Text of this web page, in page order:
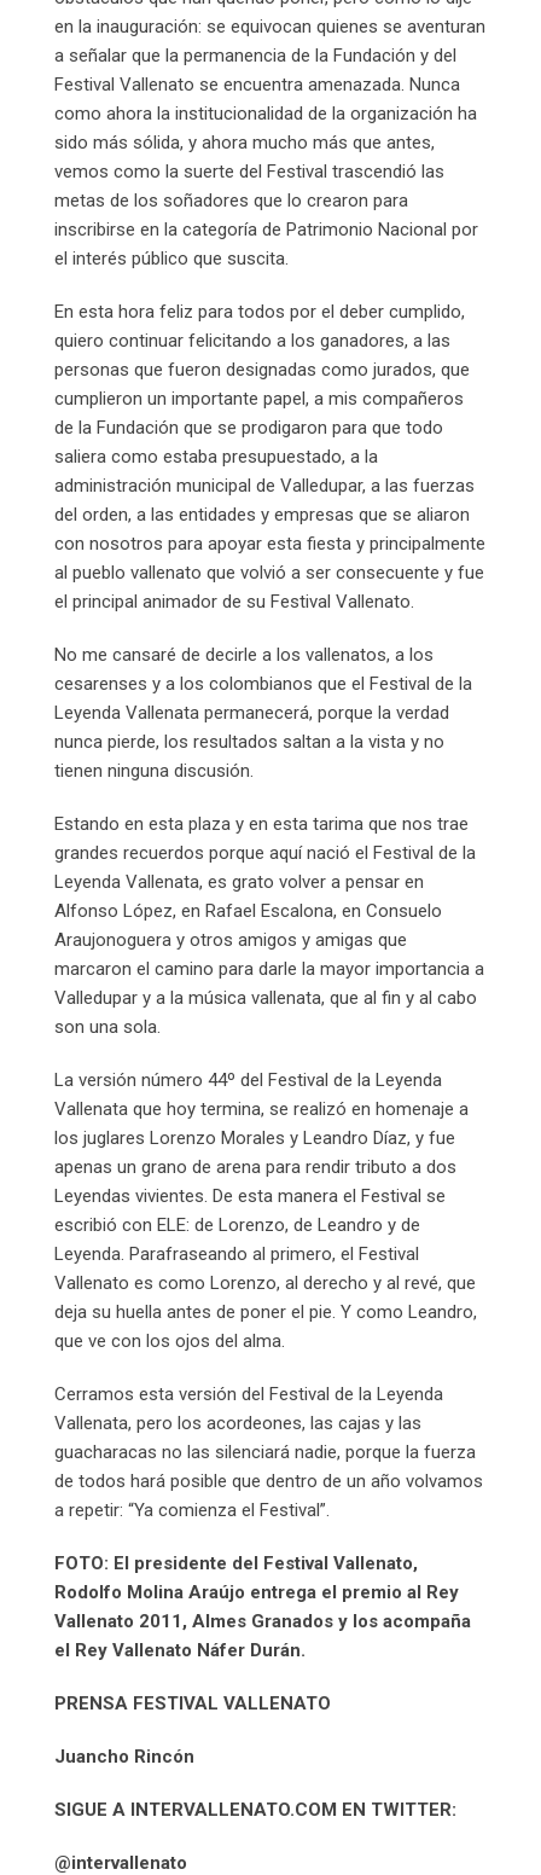
en la inauguración: se equivocan quienes se aventuran
a señalar que la permanencia de la Fundación y del
Festival Vallenato se encuentra amenazada. Nunca
como ahora la institucionalidad de la organización ha
sido más sólida, y ahora mucho más que antes,
vemos como la suerte del Festival trascendió las
metas de los soñadores que lo crearon para
inscribirse en la categoría de Patrimonio Nacional por
el interés público que suscita.
En esta hora feliz para todos por el deber cumplido,
quiero continuar felicitando a los ganadores, a las
personas que fueron designadas como jurados, que
cumplieron un importante papel, a mis compañeros
de la Fundación que se prodigaron para que todo
saliera como estaba presupuestado, a la
administración municipal de Valledupar, a las fuerzas
del orden, a las entidades y empresas que se aliaron
con nosotros para apoyar esta fiesta y principalmente
al pueblo vallenato que volvió a ser consecuente y fue
el principal animador de su Festival Vallenato.
No me cansaré de decirle a los vallenatos, a los
cesarenses y a los colombianos que el Festival de la
Leyenda Vallenata permanecerá, porque la verdad
nunca pierde, los resultados saltan a la vista y no
tienen ninguna discusión.
Estando en esta plaza y en esta tarima que nos trae
grandes recuerdos porque aquí nació el Festival de la
Leyenda Vallenata, es grato volver a pensar en
Alfonso López, en Rafael Escalona, en Consuelo
Araujonoguera y otros amigos y amigas que
marcaron el camino para darle la mayor importancia a
Valledupar y a la música vallenata, que al fin y al cabo
son una sola.
La versión número 44º del Festival de la Leyenda
Vallenata que hoy termina, se realizó en homenaje a
los juglares Lorenzo Morales y Leandro Díaz, y fue
apenas un grano de arena para rendir tributo a dos
Leyendas vivientes. De esta manera el Festival se
escribió con ELE: de Lorenzo, de Leandro y de
Leyenda. Parafraseando al primero, el Festival
Vallenato es como Lorenzo, al derecho y al revé, que
deja su huella antes de poner el pie. Y como Leandro,
que ve con los ojos del alma.
Cerramos esta versión del Festival de la Leyenda
Vallenata, pero los acordeones, las cajas y las
guacharacas no las silenciará nadie, porque la fuerza
de todos hará posible que dentro de un año volvamos
a repetir: “Ya comienza el Festival”.
FOTO: El presidente del Festival Vallenato,
Rodolfo Molina Araújo entrega el premio al Rey
Vallenato 2011, Almes Granados y los acompaña
el Rey Vallenato Náfer Durán.
PRENSA FESTIVAL VALLENATO
Juancho Rincón
SIGUE A INTERVALLENATO.COM EN TWITTER:
@intervallenato